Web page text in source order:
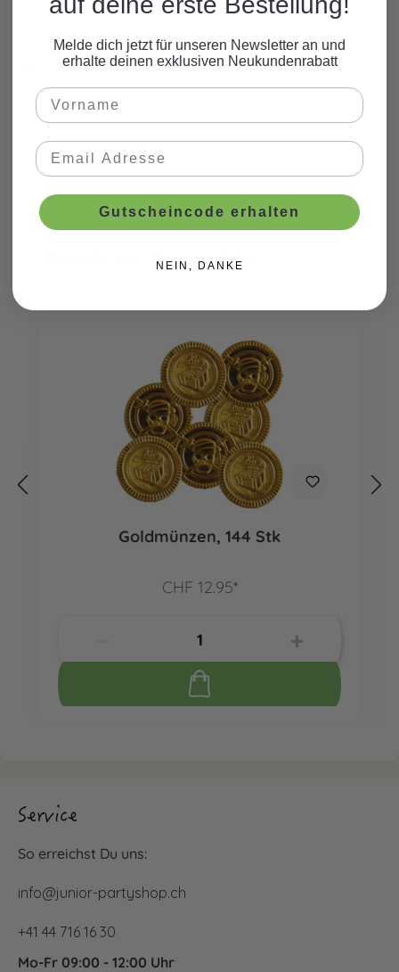
Beschreibung
Ähnliche Produkte
Goldmünzen, 144 Stk
CHF 12.95*
Service
So erreichst Du uns:
info@junior-partyshop.ch
+41 44 716 16 30
Mo-Fr 09:00 - 12:00 Uhr
Melde dich jetzt für unseren Newsletter an und
erhalte deinen exklusiven Neukundenrabatt
Gutscheincode erhalten
NEIN, DANKE